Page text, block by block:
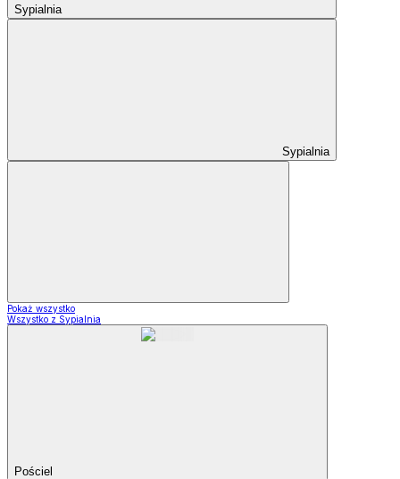
Sypialnia
Sypialnia
Pokaż wszystko
Wszystko z Sypialnia
Pościel